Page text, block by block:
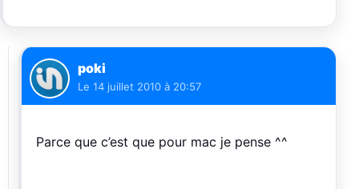
poki
Le 14 juillet 2010 à 20:57
Parce que c’est que pour mac je pense ^^